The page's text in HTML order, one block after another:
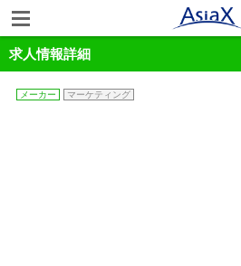
求人情報詳細
メーカー マーケティング